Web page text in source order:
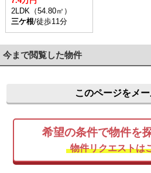
2LDK（54.80㎡）
三ケ根/徒歩11分
今まで閲覧した物件
このページをメ
希望の条件で物件を
物件リクエストは